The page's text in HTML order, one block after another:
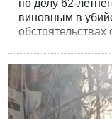
по делу 62-
виновным в